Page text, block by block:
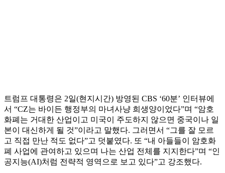
트럼프 대통령은 2일(현지시간) 방영된 CBS ‘60분’ 인터뷰에
서 “CZ는 바이든 행정부의 마녀사냥 희생양이었다”며 “암호
화폐는 거대한 산업이고 미국이 주도하지 않으면 중국이나 일
본이 대신하게 될 것”이라고 말했다. 그러면서 “그를 잘 모르
고 직접 만난 적도 없다”고 덧붙였다. 또 “내 아들들이 암호화
폐 사업에 관여하고 있으며 나는 산업 전체를 지지한다”며 “인
공지능(AI)처럼 전략적 영역으로 보고 있다”고 강조했다.